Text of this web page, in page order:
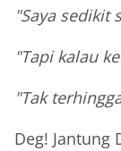
"Saya sedikit
"Tapi kalau
"Tak
Deg! Jantung